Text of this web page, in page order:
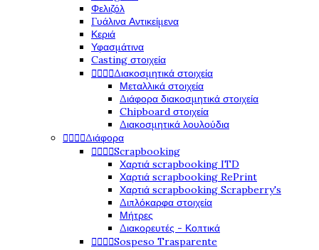
Φελιζόλ
Γυάλινα Αντικείμενα
Κεριά
Υφασμάτινα
Casting στοιχεία
Διακοσμητικά στοιχεία
Μεταλλικά στοιχεία
Διάφορα διακοσμητικά στοιχεία
Chipboard στοιχεία
Διακοσμητικά λουλούδια
Διάφορα
Scrapbooking
Χαρτιά scrapbooking ITD
Χαρτιά scrapbooking RePrint
Χαρτιά scrapbooking Scrapberry's
Διπλόκαρφα στοιχεία
Μήτρες
Διακορευτές - Κοπτικά
Sospeso Trasparente